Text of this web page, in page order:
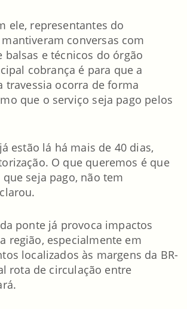
ele, representantes do
conversas com
balsas e técnicos do órgão
cobrança é para que a
travessia ocorra de forma
que o serviço seja pago pelos
estão lá há mais de 40 dias,
O que queremos é que
seja pago, não tem
ponte já provoca impactos
região, especialmente em
localizados às margens da BR-
rota de circulação entre